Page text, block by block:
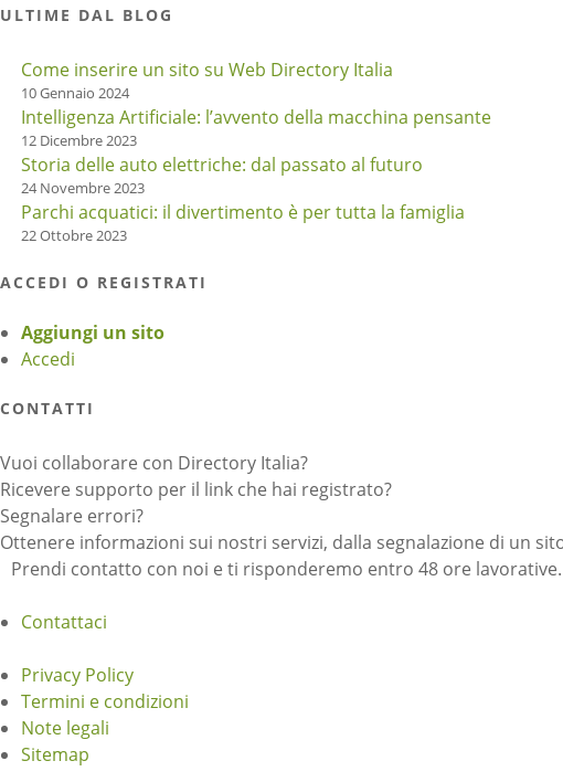
ULTIME DAL BLOG
Come inserire un sito su Web Directory Italia
10 Gennaio 2024
Intelligenza Artificiale: l’avvento della macchina pensante
12 Dicembre 2023
Storia delle auto elettriche: dal passato al futuro
24 Novembre 2023
Parchi acquatici: il divertimento è per tutta la famiglia
22 Ottobre 2023
ACCEDI O REGISTRATI
Aggiungi un sito
Accedi
CONTATTI
Vuoi collaborare con Directory Italia?
Ricevere supporto per il link che hai registrato?
Segnalare errori?
Ottenere informazioni sui nostri servizi, dalla segnalazione di un
Prendi contatto con noi e ti risponderemo entro 48 ore lavorative.
Contattaci
Privacy Policy
Termini e condizioni
Note legali
Sitemap